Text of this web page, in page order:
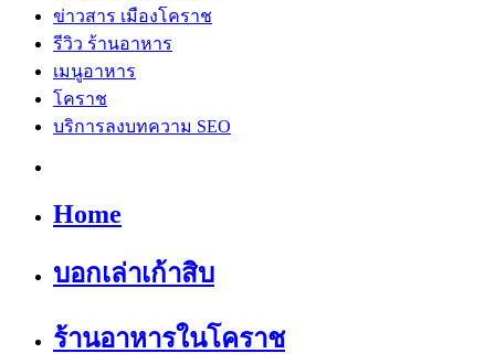
ข่าวสาร เมืองโคราช
รีวิว ร้านอาหาร
เมนูอาหาร
โคราช
บริการลงบทความ SEO
Home
บอกเล่าเก้าสิบ
ร้านอาหารในโคราช